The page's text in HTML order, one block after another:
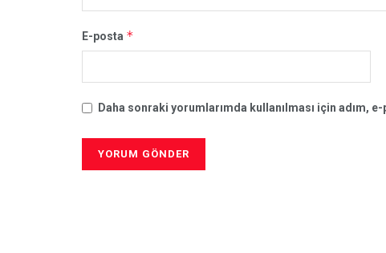
E-posta *
Daha sonraki yorumlarımda kullanılması için adım,